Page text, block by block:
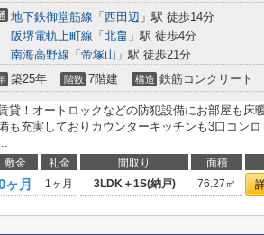
地下鉄御堂筋線 「 西田辺 」駅 徒歩14分
阪堺電軌上町線 「 北畠 」駅 徒歩4分
南海高野線 「 帝塚山 」駅 徒歩21分
築25年 階数 7階建 構造 鉄筋コンクリート
貸！オートロックなどの防犯設備にお部屋も床
も充実しておりカウンターキッチンも3口コン
敷金 礼金 間取り 面積
ヶ月 1ヶ月 3LDK＋1S(納戸) 76.27㎡